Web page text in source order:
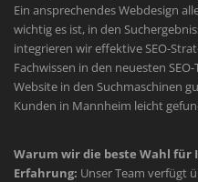
Ein ansprechendes Webdesign
wichtig es ist, in den
integrieren wir effektive SEO-
Fachwissen in den neuesten
Website in den Suchmaschinen
Kunden in Mannheim leicht
Warum wir die beste Wahl für
Erfahrung: Unser Team verfügt